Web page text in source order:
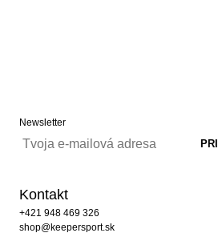
Newsletter
Kontakt
+421 948 469 326
shop@keepersport.sk